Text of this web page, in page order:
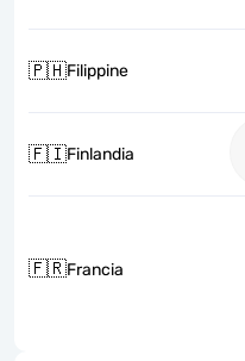
🇵🇭Filippine
🇫🇮Finlandia
🇫🇷Francia